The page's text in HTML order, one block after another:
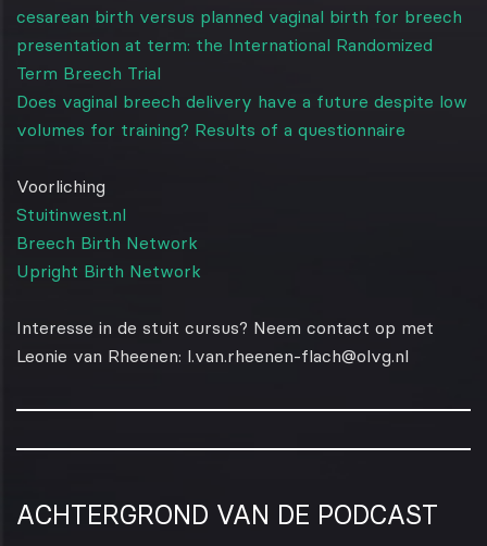
cesarean birth versus planned vaginal birth for breech
presentation at term: the International Randomized
Term Breech Trial
Does vaginal breech delivery have a future despite low
volumes for training? Results of a questionnaire
Voorliching
Stuitinwest.nl
Breech Birth Network
Upright Birth Network
Interesse in de stuit cursus? Neem contact op met
Leonie van Rheenen: l.van.rheenen-flach@olvg.nl
ACHTERGROND VAN DE PODCAST